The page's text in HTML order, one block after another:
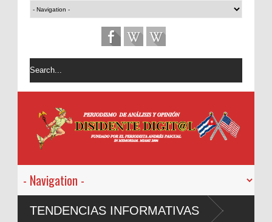
TENDENCIAS INFORMATIVAS